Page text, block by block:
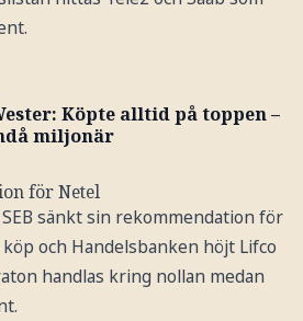
Köpte alltid på toppen –
miljonär
för Netel
sänkt sin rekommendation för
och Handelsbanken höjt Lifco
handlas kring nollan medan